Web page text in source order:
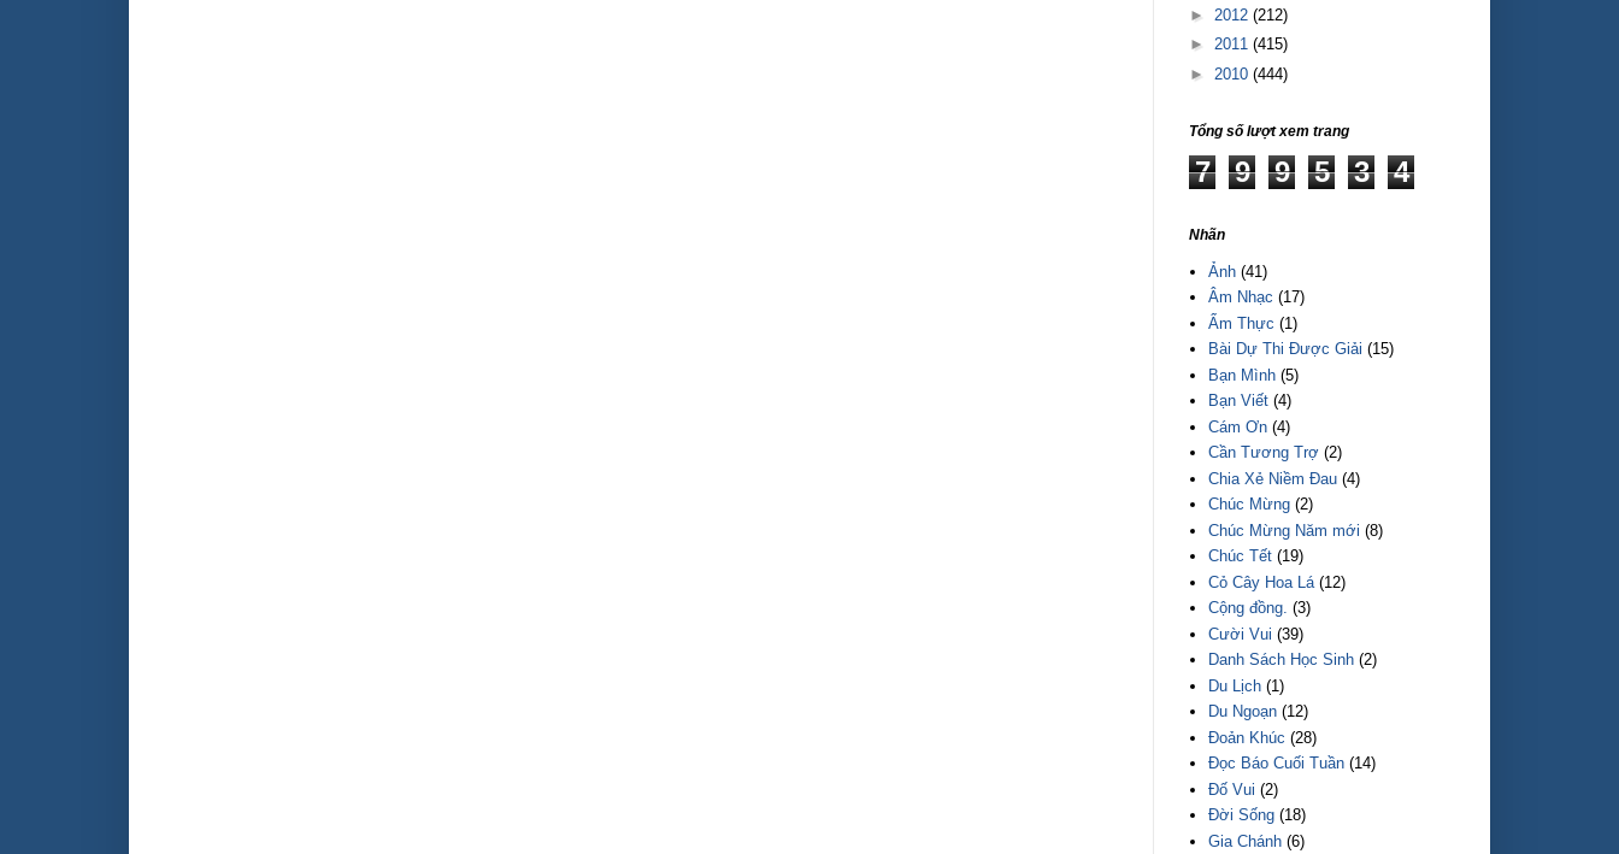
► 2012 (212)
► 2011 (415)
► 2010 (444)
Tổng số lượt xem trang
7 9 9 5 3 4
Nhãn
Ảnh (41)
Âm Nhạc (17)
Ẩm Thực (1)
Bài Dự Thi Được Giải (15)
Bạn Mình (5)
Bạn Viết (4)
Cám Ơn (4)
Cần Tương Trợ (2)
Chia Xẻ Niềm Đau (4)
Chúc Mừng (2)
Chúc Mừng Năm mới (8)
Chúc Tết (19)
Cỏ Cây Hoa Lá (12)
Cộng đồng. (3)
Cười Vui (39)
Danh Sách Học Sinh (2)
Du Lịch (1)
Du Ngoạn (12)
Đoản Khúc (28)
Đọc Báo Cuối Tuần (14)
Đố Vui (2)
Đời Sống (18)
Gia Chánh (6)